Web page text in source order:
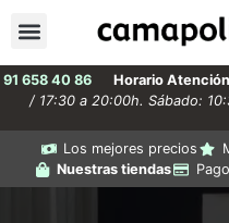
91 658 40 86 Horario
/ 17:30 a 20:00h. Sábado:
Los mejores precios
Nuestras tiendas